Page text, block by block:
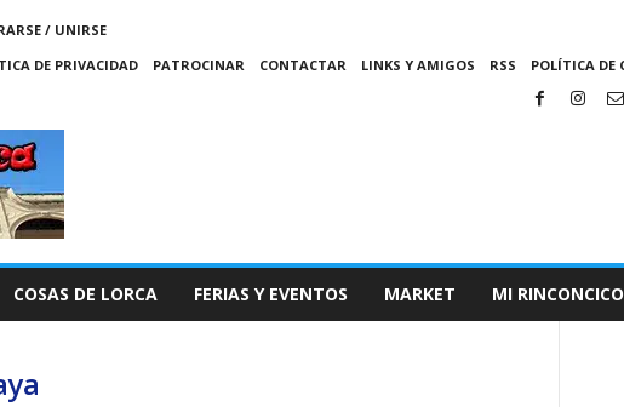
/ UNIRSE
DE PRIVACIDAD PATROCINAR CONTACTAR LINKS Y AMIGOS RSS POLÍTICA DE
COSAS DE LORCA FERIAS Y EVENTOS MARKET MI RINCONCICO